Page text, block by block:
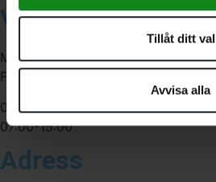
Tillåt ditt val
Avvisa alla
Våra öppettider
Måndag-Torsdag:
Fredag:
07:00-16:00
07:00-15:00
Adress